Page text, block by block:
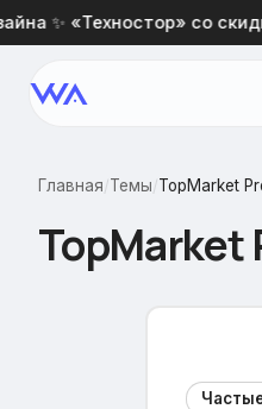
✨ «Техностор» со
Главная/Темы/TopMarket
TopMarket